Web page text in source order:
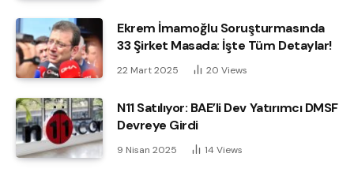
Ekrem İmamoğlu Soruşturmasında
33 Şirket Masada: İşte Tüm Detaylar!
22 Mart 2025 20 Views
N11 Satılıyor: BAE’li Dev Yatırımcı DMSF
Devreye Girdi
9 Nisan 2025 14 Views